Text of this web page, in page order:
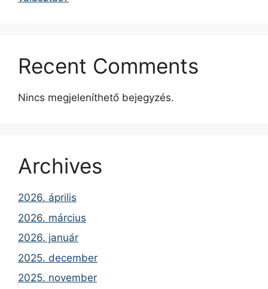
Recent Comments
Nincs megjeleníthető bejegyzés.
Archives
2026. április
2026. március
2026. január
2025. december
2025. november